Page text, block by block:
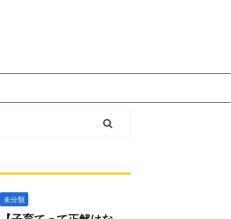
未分類